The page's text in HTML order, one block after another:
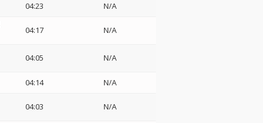
04:23 N/A
04:17 N/A
04:05 N/A
04:14 N/A
04:03 N/A